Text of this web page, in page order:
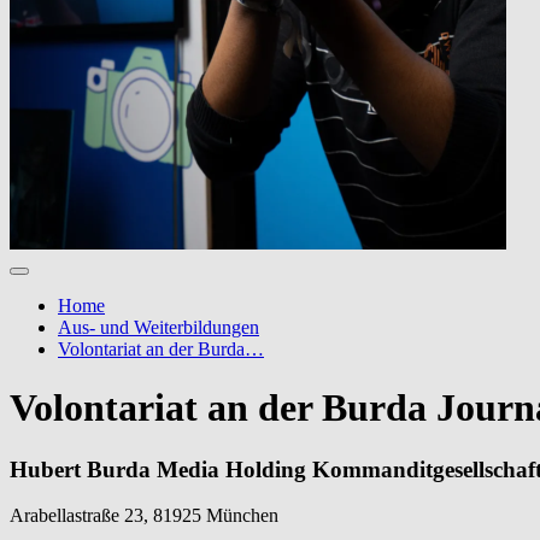
Home
Aus- und Weiterbildungen
Volontariat an der Burda…
Volontariat an der Burda
Hubert Burda Media Holding
Arabellastraße 23, 81925 München